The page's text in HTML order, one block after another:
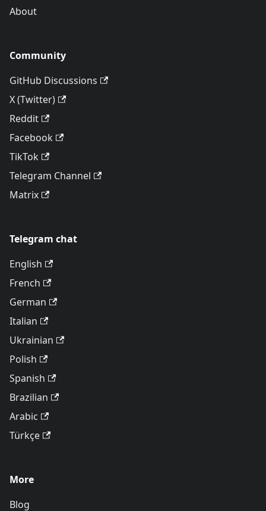
About
Community
GitHub Discussions
X (Twitter)
Reddit
Facebook
TikTok
Telegram Channel
Matrix
Telegram chat
English
French
German
Italian
Ukrainian
Polish
Spanish
Brazilian
Arabic
Türkçe
More
Blog